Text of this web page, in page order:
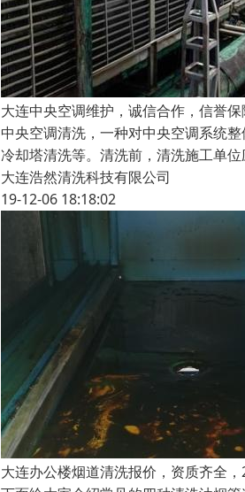
大连中央空调维护，诚信合作，信誉保
中央空调清洗，一种对中央空调系统
冷却塔清洗等。清洗前，清洗施工单
大连浩然清洗科技有限公司
19-12-06 18:18:02
大连办公楼烟道清洗报价，资质齐全